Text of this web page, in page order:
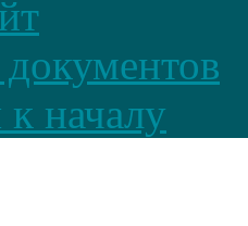
документов
началу